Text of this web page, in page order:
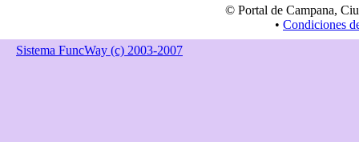
© Portal de Campana,
• Condiciones
Sistema FuncWay (c) 2003-2007